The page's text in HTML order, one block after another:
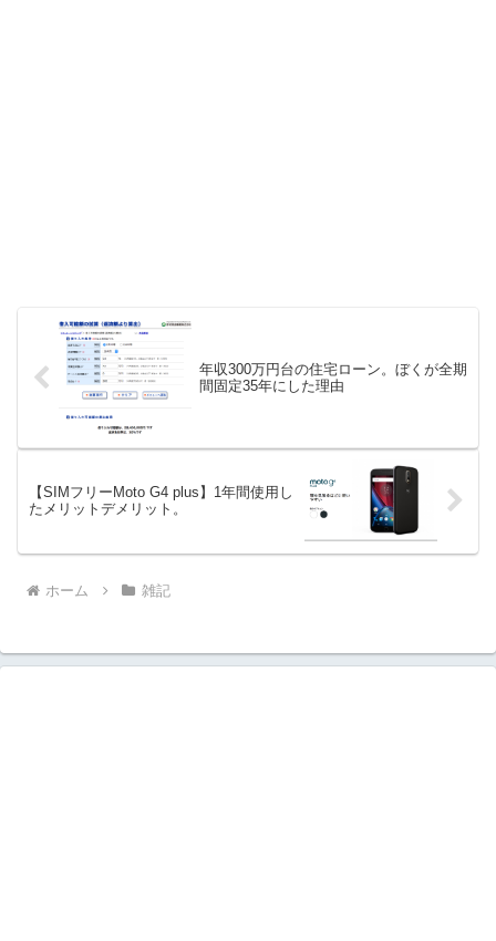
年収300万円台の住宅ローン。ぼくが全期
間固定35年にした理由
【SIMフリーMoto G4 plus】1年間使用し
たメリットデメリット。
ホーム 雑記